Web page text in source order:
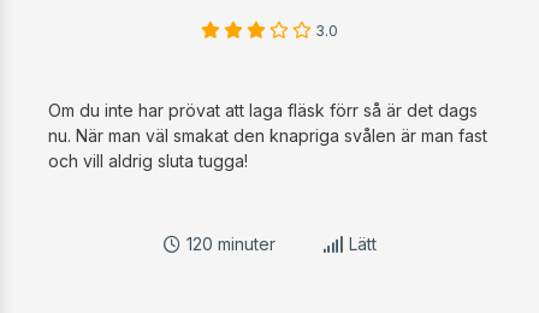
Om du inte har prövat att laga fläsk förr så är det dags
nu. När man väl smakat den knapriga svålen är man fast
och vill aldrig sluta tugga!
120 minuter Lätt